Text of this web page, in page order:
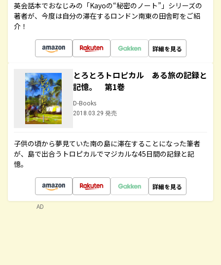
英会話本でおなじみの「Kayoの“秘密のノート”」シリーズの
著者が、今度は自分の滞在するロンドン南東の田舎町をご紹
介！
詳細を見る
とろとろトロピカル ある旅の記録と
記憶。 第1巻
D-Books
2018.03.29 発売
子供の頃から夢見ていた南の島に滞在することになった筆者
が、島で出合うトロピカルでマジカルな45日間の記録と記
憶。
詳細を見る
AD